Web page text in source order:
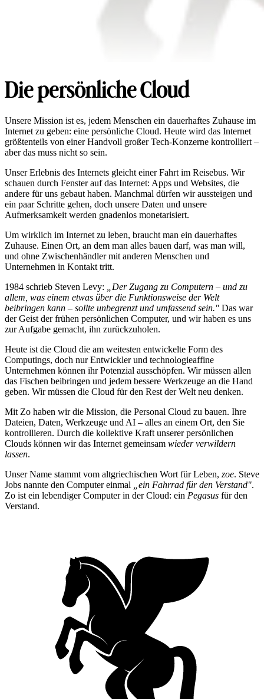
Die persönliche Cloud
Unsere Mission ist es, jedem Menschen ein dauerhaftes Zuhause im
Internet zu geben: eine persönliche Cloud. Heute wird das Internet
größtenteils von einer Handvoll großer Tech-Konzerne kontrolliert –
aber das muss nicht so sein.
Unser Erlebnis des Internets gleicht einer Fahrt im Reisebus. Wir
schauen durch Fenster auf das Internet: Apps und Websites, die
andere für uns gebaut haben. Manchmal dürfen wir aussteigen und
ein paar Schritte gehen, doch unsere Daten und unsere
Aufmerksamkeit werden gnadenlos monetarisiert.
Um wirklich im Internet zu leben, braucht man ein dauerhaftes
Zuhause. Einen Ort, an dem man alles bauen darf, was man will,
und ohne Zwischenhändler mit anderen Menschen und
Unternehmen in Kontakt tritt.
1984 schrieb Steven Levy:
„Der Zugang zu Computern – und zu
allem, was einem etwas über die Funktionsweise der Welt
beibringen kann – sollte unbegrenzt und umfassend sein." Das war
der Geist der frühen persönlichen Computer, und wir haben es uns
zur Aufgabe gemacht, ihn zurückzuholen.
Heute ist die Cloud die am weitesten entwickelte Form des
Computings, doch nur Entwickler und technologieaffine
Unternehmen können ihr Potenzial ausschöpfen. Wir müssen allen
das Fischen beibringen und jedem bessere Werkzeuge an die Hand
geben. Wir müssen die Cloud für den Rest der Welt neu denken.
Mit Zo haben wir die Mission, die Personal Cloud zu bauen. Ihre
Dateien, Daten, Werkzeuge und AI – alles an einem Ort, den Sie
kontrollieren. Durch die kollektive Kraft unserer persönlichen
Clouds können wir das Internet gemeinsam wieder verwildern
lassen.
Unser Name stammt vom altgriechischen Wort für Leben, zoe. Steve
Jobs nannte den Computer einmal
„ein Fahrrad für den Verstand".
Zo ist ein lebendiger Computer in der Cloud: ein Pegasus für den
Verstand.